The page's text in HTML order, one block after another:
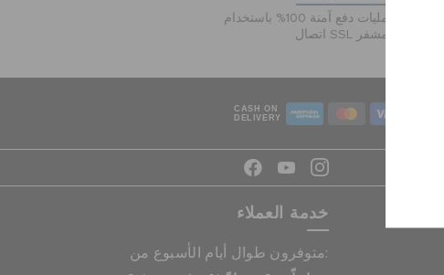
عمليات دفع آمنة 100% باستخدام
اتصال SSL المشفر
CASH ON
DELIVERY
خدمة العملاء
متوفرون طوال أيام الأسبوع من: